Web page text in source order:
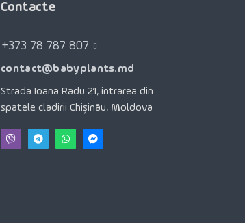
Contacte
+373 78 787 807
contact@babyplants.md
Strada Ioana Radu 21, intrarea din
spatele cladirii Chișinău, Moldova